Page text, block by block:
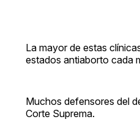
La mayor de estas
estados antiaborto cada
Muchos defensores del
Corte Suprema.